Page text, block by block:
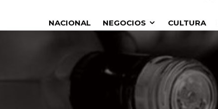
NACIONAL NEGOCIOS CULTURA